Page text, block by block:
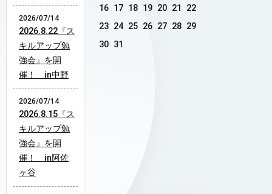
2026/07/14
2026.8.22『ス
キルアップ勉
強会』を開
催！ in中野
2026/07/14
2026.8.15『ス
キルアップ勉
強会』を開
催！ in阿佐
ヶ谷
16 17 18 19 20 21
22
23 24 25 26 27 28 29
30 31